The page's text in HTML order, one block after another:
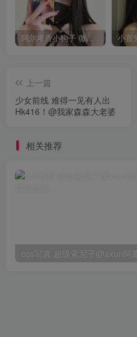
阿尔卑香小狗子 微密圈合集[40套][持续更新2023.12.14]
上一篇
少女前线 难得一见有人出
Hk416！@我家森森大老婆
相关推荐
cos写真 超级索尼子@axun阿